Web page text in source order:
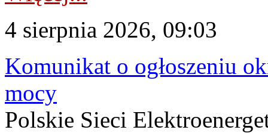
4 sierpnia 2026, 09:03
Komunikat o ogłoszeniu
mocy
Polskie Sieci